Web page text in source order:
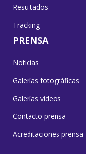
Resultados
Tracking
PRENSA
Noticias
Galerías fotográficas
Galerías vídeos
Contacto prensa
Acreditaciones prensa